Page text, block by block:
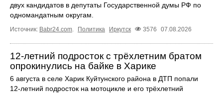
двух кандидатов в депутаты Государственной думы РФ по
одномандатным округам.
Источник: Babr24.com. Политика Иркутск 3576 07.08.2026
12‑летний подросток с трёхлетним братом
опрокинулись на байке в Харике
6 августа в селе Харик Куйтунского района в ДТП попали
12‑летний подросток на мотоцикле и его трёхлетний